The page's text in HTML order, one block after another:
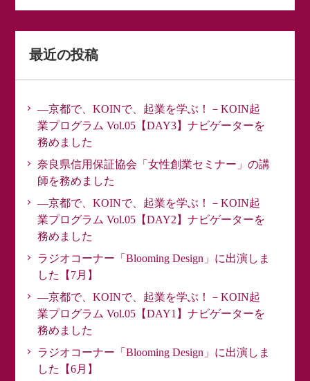
最近の投稿
―京都で、KOINで、起業を学ぶ！－KOIN起
業プログラム Vol.05【DAY3】ナビゲーターを
務めました
奈良県信用保証協会「女性創業セミナー」の講
師を務めました
―京都で、KOINで、起業を学ぶ！－KOIN起
業プログラム Vol.05【DAY2】ナビゲーターを
務めました
ラジオコーナー「Blooming Design」に出演しま
した【7月】
―京都で、KOINで、起業を学ぶ！－KOIN起
業プログラム Vol.05【DAY1】ナビゲーターを
務めました
ラジオコーナー「Blooming Design」に出演しま
した【6月】